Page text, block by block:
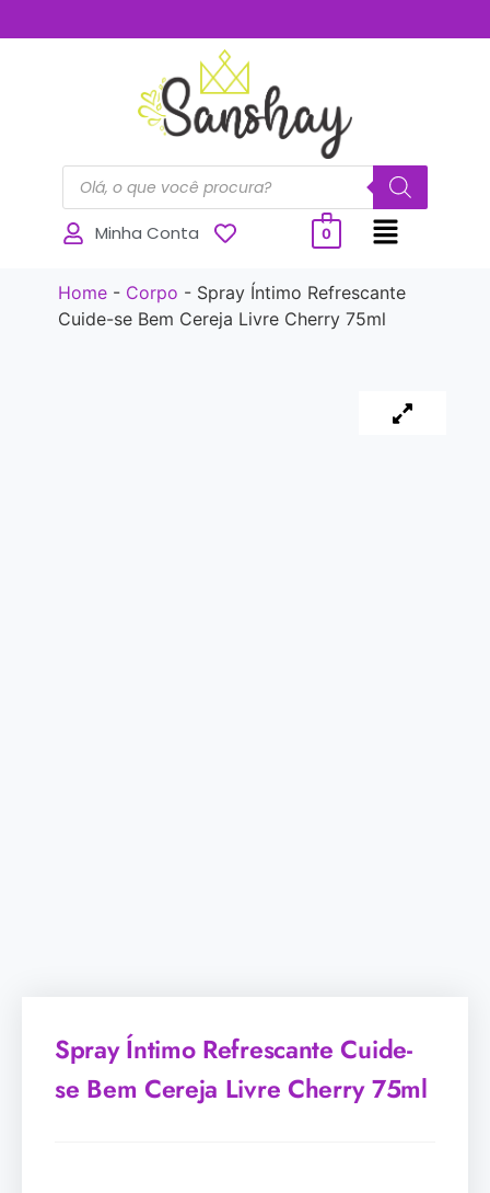
Minha Conta 0
Home- Corpo - Spray Íntimo Refrescante
Cuide-se Bem Cereja Livre Cherry 75ml
Spray Íntimo Refrescante Cuide-
se Bem Cereja Livre Cherry 75ml